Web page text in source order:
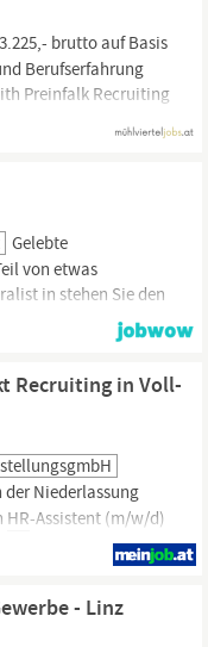
3.225,- brutto auf Basis
Berufserfahrung
Preinfalk Recruiting
Gelebte
von etwas
in stehen Sie den
für sämtliche
arbeitsrechtliche
Ihrem
Recruiting in Voll-
der Niederlassung
HR-Assistent (m/w/d)
Rekrutierung und
von
- Linz